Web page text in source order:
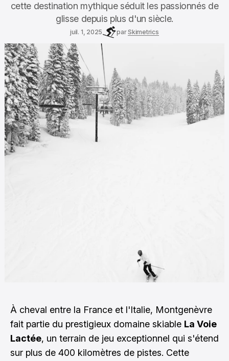
cette destination mythique séduit les passionnés de
glisse depuis plus d'un siècle.
juil. 1, 2025 parSkimetrics
À cheval entre la France et l'Italie, Montgenèvre
fait partie du prestigieux domaine skiable La Voie
Lactée, un terrain de jeu exceptionnel qui s'étend
sur plus de 400 kilomètres de pistes. Cette